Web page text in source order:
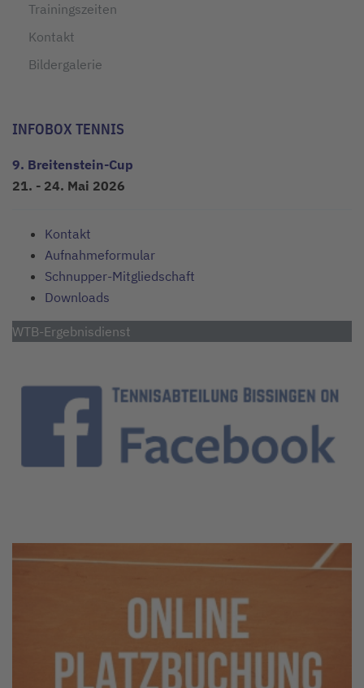
Trainingszeiten
Kontakt
Bildergalerie
INFOBOX TENNIS
9. Breitenstein-Cup
21. - 24. Mai 2026
Kontakt
Aufnahmeformular
Schnupper-Mitgliedschaft
Downloads
WTB-Ergebnisdienst